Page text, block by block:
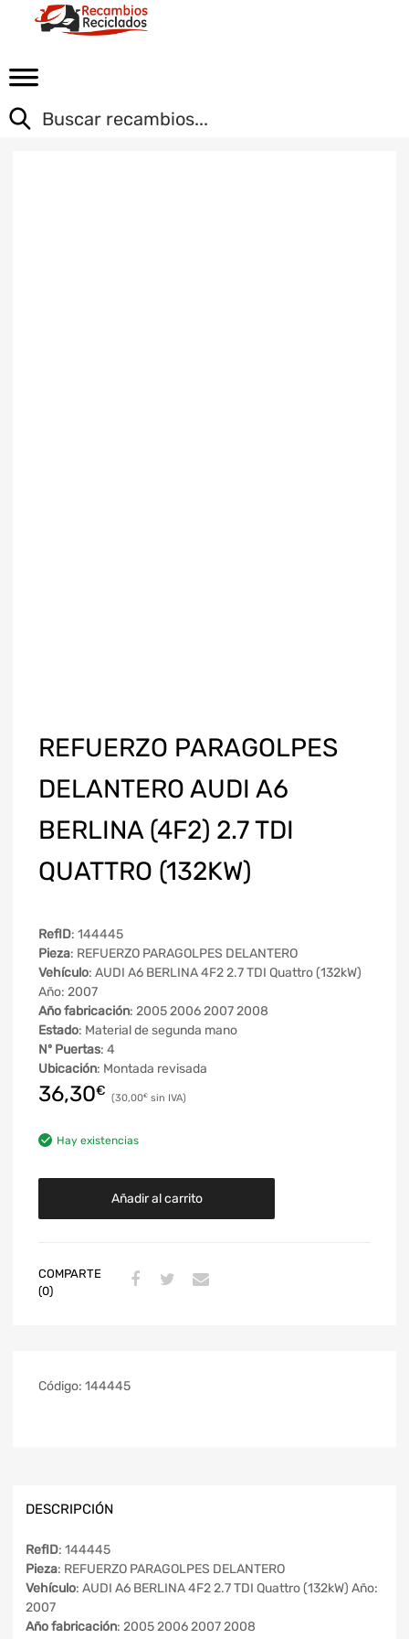
REFUERZO PARAGOLPES
DELANTERO AUDI A6
BERLINA (4F2) 2.7 TDI
QUATTRO (132KW)
RefID: 144445
Pieza: REFUERZO PARAGOLPES DELANTERO
Vehículo: AUDI A6 BERLINA 4F2 2.7 TDI Quattro (132kW)
Año: 2007
Año fabricación: 2005 2006 2007 2008
Estado: Material de segunda mano
Nº Puertas: 4
Ubicación: Montada revisada
36,30€ 30,00€
Hay existencias
Añadir al carrito
COMPARTE
(0)
Código: 144445
DESCRIPCIÓN
RefID: 144445
Pieza: REFUERZO PARAGOLPES DELANTERO
Vehículo: AUDI A6 BERLINA 4F2 2.7 TDI Quattro (132kW) Año:
2007
Año fabricación: 2005 2006 2007 2008